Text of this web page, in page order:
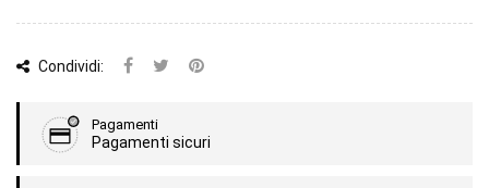
Condividi:
Pagamenti
Pagamenti sicuri